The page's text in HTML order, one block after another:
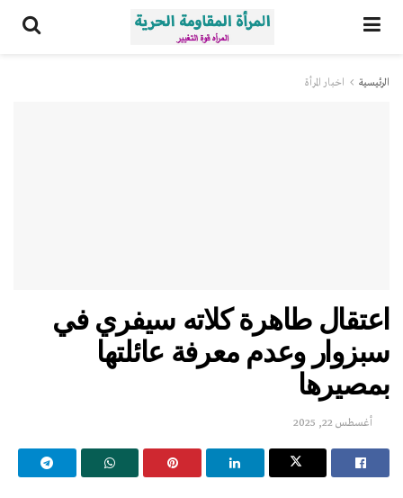
الرئيسية اخبار المرأة
اعتقال طاهرة كلاته سيفري في
سبزوار وعدم معرفة عائلتها
بمصيرها
أغسطس 22, 2025